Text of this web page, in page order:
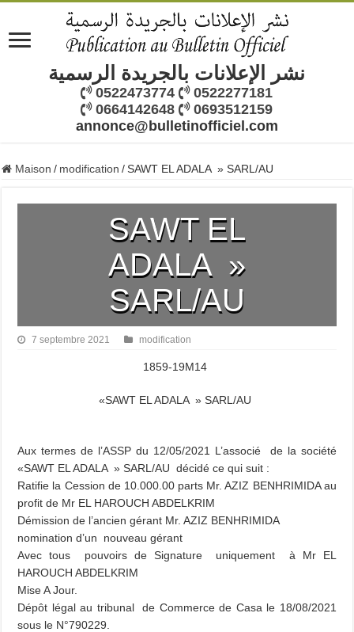
نشر الإعلانات بالجريدة الرسمية
0522473774
0522277181
0664142648
0693512159
annonce@bulletinofficiel.com
Maison / modification / SAWT EL ADALA » SARL/AU
SAWT EL
ADALA »
SARL/AU
7 septembre 2021 modification
1859-19M14
«SAWT EL ADALA » SARL/AU
Aux termes de l’ASSP du 12/05/2021 L’associé de la société
«SAWT EL ADALA » SARL/AU décidé ce qui suit :
Ratifie la Cession de 10.000.00 parts Mr. AZIZ BENHRIMIDA au
profit de Mr EL HAROUCH ABDELKRIM
Démission de l’ancien gérant Mr. AZIZ BENHRIMIDA
nomination d’un nouveau gérant
Avec tous pouvoirs de Signature uniquement à Mr EL
HAROUCH ABDELKRIM
Mise A Jour.
Dépôt légal au tribunal de Commerce de Casa le 18/08/2021
sous le N°790229.